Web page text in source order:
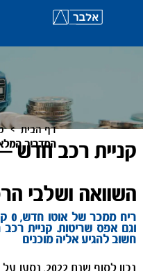
קניית רכב חדש
השוואה ושלבי
דף הבית >
המדריך
וגם אפס שריטות. קניית
חשוב להגיע אליה מוכנים